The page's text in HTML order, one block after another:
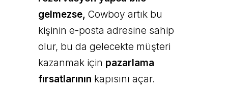
gelmezse, Cowboy artık bu
kişinin e-posta adresine sahip
olur, bu da gelecekte müşteri
kazanmak için pazarlama
fırsatlarının kapısını açar.